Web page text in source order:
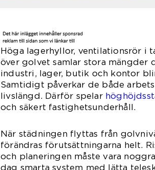
Höga lagerhyllor, ventilationsrör i
över golvet samlar stora mängder
industri, lager, butik och kontor
Samtidigt påverkar de både
livslängd. Därför spelar
och säkert fastighetsunderhåll.
När städningen flyttas från
förändras förutsättningarna helt.
och planeringen måste vara
dag smarta system med lätta